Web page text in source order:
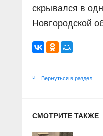
скрывался в
Новгородской
Вернуться в раздел
СМОТРИТЕ ТАКЖЕ